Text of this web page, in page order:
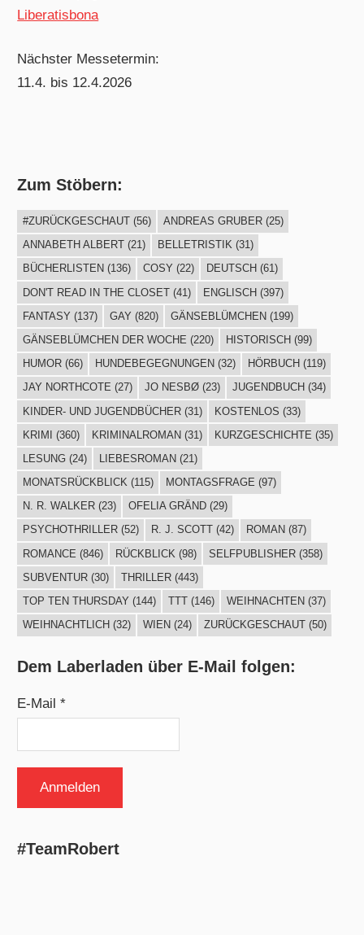
Liberatisbona
Nächster Messetermin:
11.4. bis 12.4.2026
Zum Stöbern:
#ZURÜCKGESCHAUT(56) ANDREAS GRUBER(25)
ANNABETH ALBERT(21) BELLETRISTIK(31)
BÜCHERLISTEN (136) COSY (22) DEUTSCH (61)
DON'T READ IN THE CLOSET(41) ENGLISCH(397)
FANTASY (137) GAY (820) GÄNSEBLÜMCHEN (199)
GÄNSEBLÜMCHEN DER WOCHE (220) HISTORISCH (99)
HUMOR(66) HUNDEBEGEGNUNGEN (32) HÖRBUCH (119)
JAY NORTHCOTE (27) JO NESBØ(23) JUGENDBUCH (34)
KINDER- UND JUGENDBÜCHER(31) KOSTENLOS (33)
KRIMI (360) KRIMINALROMAN(31) KURZGESCHICHTE (35)
LESUNG(24) LIEBESROMAN (21)
MONATSRÜCKBLICK(115) MONTAGSFRAGE (97)
N. R. WALKER(23) OFELIA GRÄND(29)
PSYCHOTHRILLER(52) R. J. SCOTT(42) ROMAN (87)
ROMANCE (846) RÜCKBLICK (98) SELFPUBLISHER(358)
SUBVENTUR(30) THRILLER(443)
TOP TEN THURSDAY (144) TTT(146) WEIHNACHTEN (37)
WEIHNACHTLICH (32) WIEN (24) ZURÜCKGESCHAUT(50)
Dem Laberladen über E-Mail folgen:
E-Mail *
#TeamRobert